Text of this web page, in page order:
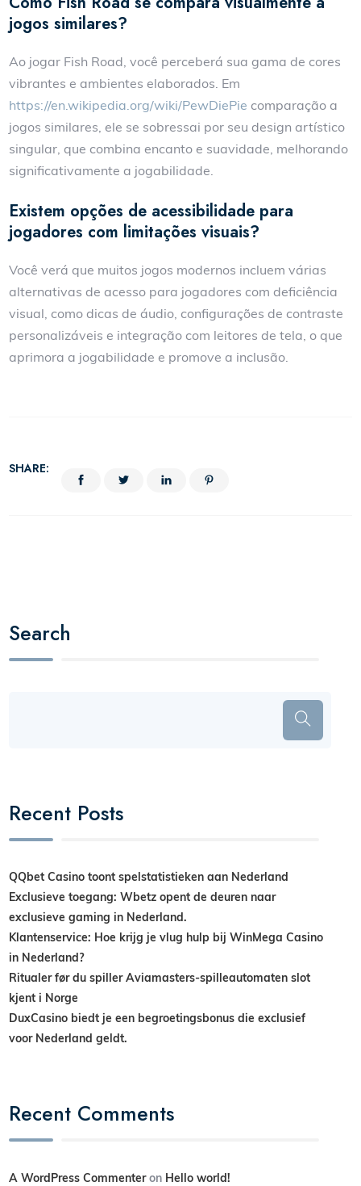
jogos similares?
Ao jogar Fish Road, você perceberá sua gama de cores
vibrantes e ambientes elaborados. Em
https://en.wikipedia.org/wiki/PewDiePie comparação a
jogos similares, ele se sobressai por seu design artístico
singular, que combina encanto e suavidade, melhorando
significativamente a jogabilidade.
Existem opções de acessibilidade para
jogadores com limitações visuais?
Você verá que muitos jogos modernos incluem várias
alternativas de acesso para jogadores com deficiência
visual, como dicas de áudio, configurações de contraste
personalizáveis e integração com leitores de tela, o que
aprimora a jogabilidade e promove a inclusão.
SHARE:
Search
Recent Posts
QQbet Casino toont spelstatistieken aan Nederland
Exclusieve toegang: Wbetz opent de deuren naar
exclusieve gaming in Nederland.
Klantenservice: Hoe krijg je vlug hulp bij WinMega Casino
in Nederland?
Ritualer før du spiller Aviamasters-spilleautomaten slot
kjent i Norge
DuxCasino biedt je een begroetingsbonus die exclusief
voor Nederland geldt.
Recent Comments
A WordPress Commenteron Hello world!